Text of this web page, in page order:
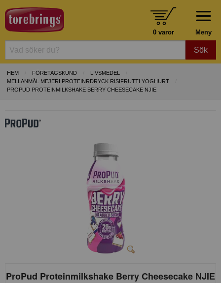
Meny
0 varor
Sök
HEM FÖRETAGSKUND
LIVSMEDEL
MELLANMÅL MEJERI PROTEINRDRYCK RISIFRUTTI YOGHURT
PROPUD PROTEINMILKSHAKE BERRY CHEESECAKE NJIE
ProPud Proteinmilkshake Berry Cheesecake NJIE